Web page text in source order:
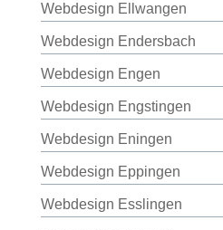
Webdesign Ellwangen
Webdesign Endersbach
Webdesign Engen
Webdesign Engstingen
Webdesign Eningen
Webdesign Eppingen
Webdesign Esslingen